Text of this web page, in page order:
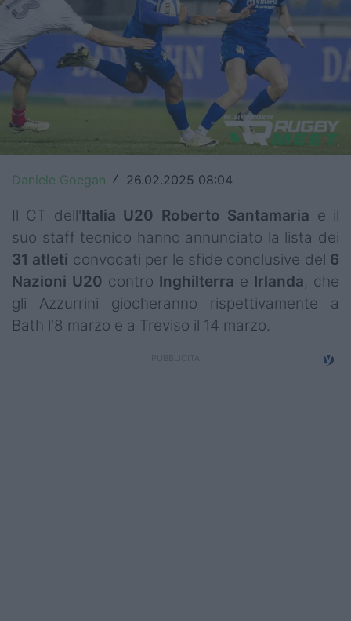
6 Nazioni
United Rugby Championship
Top14
Premiership
Champions Cup
Challenge Cup
World Rugby
Rugby World Cup
Super Rugby
Rugby in TV
Daniele Goegan / 26.02.2025 08:04
Il CT dell'Italia U20 Roberto Santamaria e il
suo staff tecnico hanno annunciato la lista dei
31 atleti convocati per le sfide conclusive del 6
Nazioni U20 contro Inghilterra e Irlanda, che
gli Azzurrini giocheranno rispettivamente a
Bath l'8 marzo e a Treviso il 14 marzo.